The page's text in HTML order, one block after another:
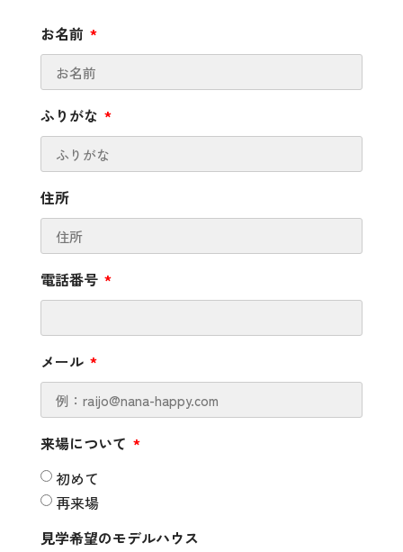
お名前
ふりがな
住所
電話番号
メール
来場について
初めて
再来場
見学希望のモデルハウス